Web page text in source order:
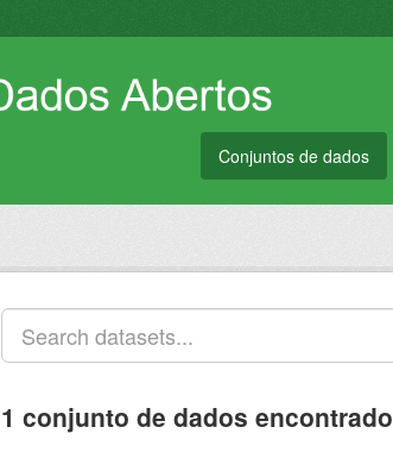
Conjuntos de dados
1 conjunto de dados encontrado